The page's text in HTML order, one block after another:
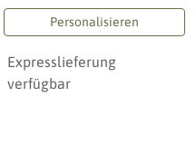
Personalisieren
Expresslieferung
verfügbar